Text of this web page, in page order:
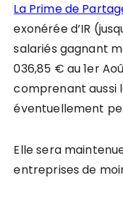
La Prime de
exonérée d’IR
salariés gagnant
036,85 € au 1er
comprenant aussi
éventuellement
Elle sera
entreprises de